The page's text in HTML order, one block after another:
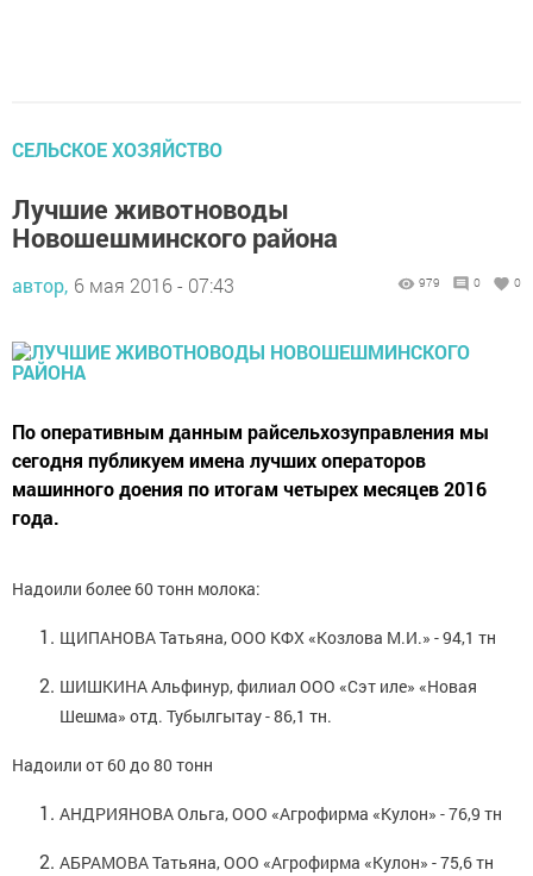
СЕЛЬСКОЕ ХОЗЯЙСТВО
Лучшие животноводы
Новошешминского района
автор, 6 мая 2016 - 07:43 979 0 0
По оперативным данным райсельхозуправления мы
сегодня публикуем имена лучших операторов
машинного доения по итогам четырех месяцев 2016
года.
Надоили более 60 тонн молока:
ЩИПАНОВА Татьяна, ООО КФХ «Козлова М.И.» - 94,1 тн
ШИШКИНА Альфинур, филиал ООО «Сэт иле» «Новая
Шешма» отд. Тубылгытау - 86,1 тн.
Надоили от 60 до 80 тонн
АНДРИЯНОВА Ольга, ООО «Агрофирма «Кулон» - 76,9 тн
АБРАМОВА Татьяна, ООО «Агрофирма «Кулон» - 75,6 тн